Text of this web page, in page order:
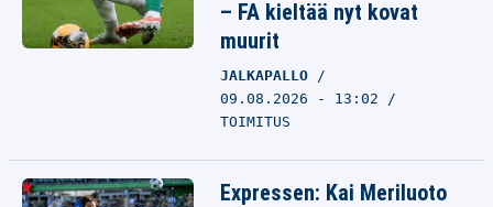
– FA kieltää nyt kovat
muurit
JALKAPALLO
09.08.2026 - 13:02
TOIMITUS
Expressen: Kai Meriluoto